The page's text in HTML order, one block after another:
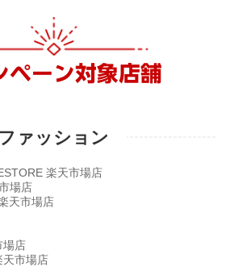
ペーン対象店舗
ファッション
楽天市場店
場店
天市場店
店
市場店